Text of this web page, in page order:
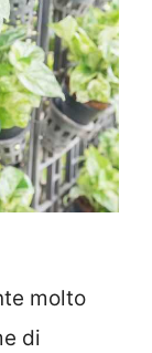
molto
di